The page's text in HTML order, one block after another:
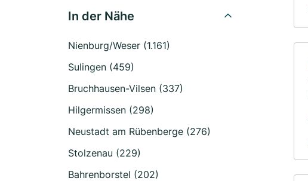
In der Nähe
Nienburg/Weser (1.161)
Sulingen (459)
Bruchhausen-Vilsen (337)
Hilgermissen (298)
Neustadt am Rübenberge (276)
Stolzenau (229)
Bahrenborstel (202)